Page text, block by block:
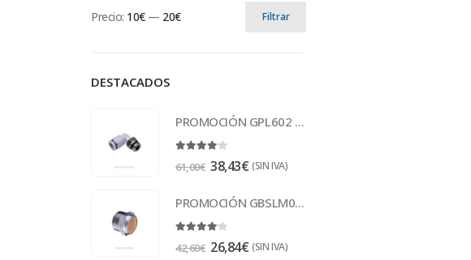
Filtrar
Precio: 10€— 20€
DESTACADOS
PROMOCIÓN GPL602 Racor
61,00€ 38,43€ (SIN IVA)
PROMOCIÓN GBSLM01 Escape 1/8
42,60€ 26,84€ (SIN IVA)